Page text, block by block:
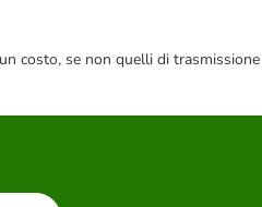
costo, se non quelli di trasmissione